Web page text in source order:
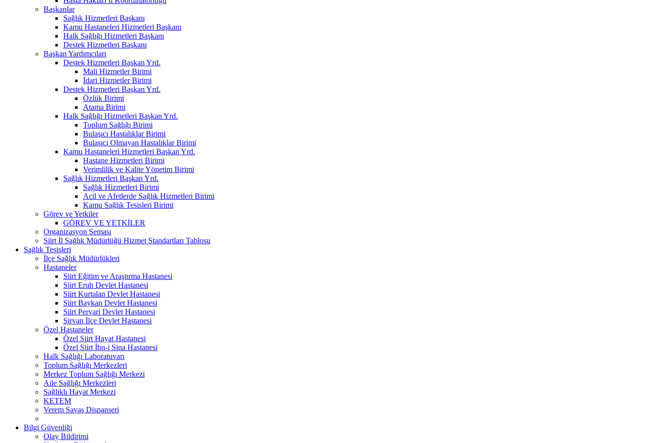
Başkanlar
Sağlık Hizmetleri Başkanı
Kamu Hastaneleri Hizmetleri Başkanı
Halk Sağlığı Hizmetleri Başkanı
Destek Hizmetleri Başkanı
Başkan Yardımcıları
Destek Hizmetleri Başkan Yrd.
Mali Hizmetler Birimi
İdari Hizmetler Birimi
Destek Hizmetleri Başkan Yrd.
Özlük Birimi
Atama Birimi
Halk Sağlığı Hizmetleri Başkan Yrd.
Toplum Sağlığı Birimi
Bulaşıcı Hastalıklar Birimi
Bulaşıcı Olmayan Hastalıklar Birimi
Kamu Hastaneleri Hizmetleri Başkan Yrd.
Hastane Hizmetleri Birimi
Verimlilik ve Kalite Yönetim Birimi
Sağlık Hizmetleri Başkan Yrd.
Sağlık Hizmetleri Birimi
Acil ve Afetlerde Sağlık Hizmetleri Birimi
Kamu Sağlık Tesisleri Birimi
Görev ve Yetkiler
GÖREV VE YETKİLER
Organizasyon Şeması
Siirt İl Sağlık Müdürlüğü Hizmet Standartları Tablosu
Sağlık Tesisleri
İlçe Sağlık Müdürlükleri
Hastaneler
Siirt Eğitim ve Araştırma Hastanesi
Siirt Eruh Devlet Hastanesi
Siirt Kurtalan Devlet Hastanesi
Siirt Baykan Devlet Hastanesi
Siirt Pervari Devlet Hastanesi
Şirvan İlçe Devlet Hastanesi
Özel Hastaneler
Özel Siirt Hayat Hastanesi
Özel Siirt İbn-i Sina Hastanesi
Halk Sağlığı Laboratuvarı
Toplum Sağlığı Merkezleri
Merkez Toplum Sağlığı Merkezi
Aile Sağlığı Merkezleri
Sağlıklı Hayat Merkezi
KETEM
Verem Savaş Dispanseri
Bilgi Güvenliği
Olay Bildirimi